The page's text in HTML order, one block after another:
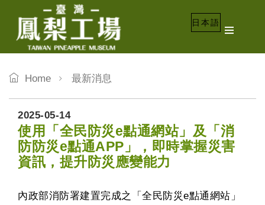
日本語
Home 最新消息
2025-05-14
使用「全民防災e點通網站」及「消
防防災e點通APP」，即時掌握災害
資訊，提升防災應變能力
內政部消防署建置完成之「全民防災e點通網站」